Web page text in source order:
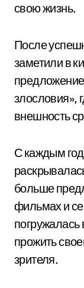
свою жизнь.
После
заметили в
злословия»,
внешность
С каждым
больше
фильмах и
погружалась
прожить
зрителя.